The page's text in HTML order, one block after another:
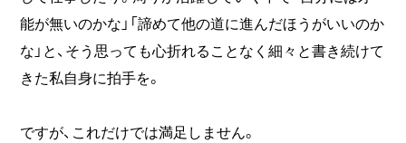
能が無いのかな」「諦めて他の道に進んだほうがいいのか
な」と、そう思っても心折れることなく細々と書き続けて
きた私自身に拍手を。
ですが、これだけでは満足しません。